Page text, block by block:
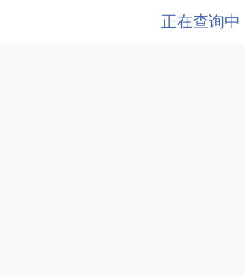
正在查询中